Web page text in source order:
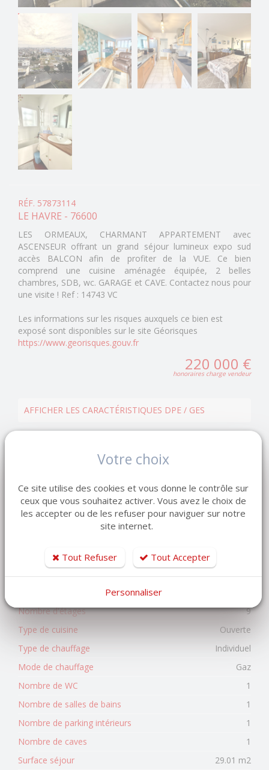
RÉF. 57873114
LE HAVRE - 76600
LES ORMEAUX, CHARMANT APPARTEMENT avec
ASCENSEUR offrant un grand séjour lumineux expo sud
accès BALCON afin de profiter de la VUE. Ce bien
comprend une cuisine aménagée équipée, 2 belles
chambres, SDB, wc. GARAGE et CAVE. Contactez nous pour
une visite ! Ref : 14743 VC
Les informations sur les risques auxquels ce bien est
exposé sont disponibles sur le site Géorisques
https://www.georisques.gouv.fr
220 000 €
honoraires charge vendeur
AFFICHER LES CARACTÉRISTIQUES DPE / GES
Nombre de chambres
Surface habitable
72.45 m2
Interphone
Digicode
Oui
Nombre d'étages
9
Type de cuisine
Ouverte
Type de chauffage
Individuel
Mode de chauffage
Gaz
Nombre de WC
1
Nombre de salles de bains
1
Nombre de parking intérieurs
1
Nombre de caves
1
Surface séjour
29.01 m2
Votre choix
Ce site utilise des cookies et vous donne le contrôle sur
ceux que vous souhaitez activer. Vous avez le choix de
les accepter ou de les refuser pour naviguer sur notre
site internet.
Tout Refuser Tout Accepter
Personnaliser